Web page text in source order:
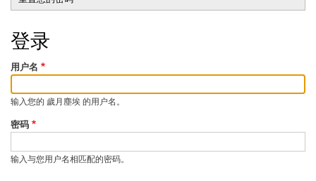
标
标
登录
用户名
输入您的 歲月塵埃 的用户名。
密码
输入与您用户名相匹配的密码。